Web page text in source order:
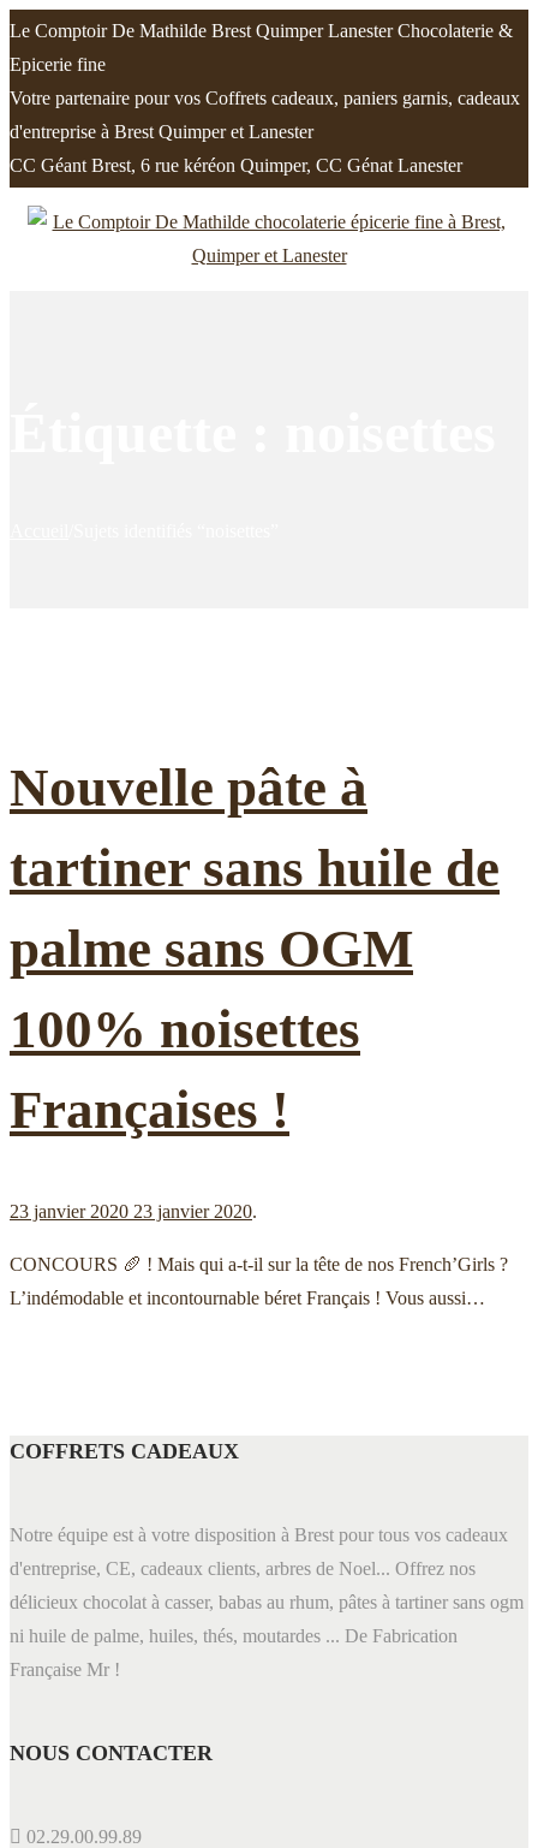
Le Comptoir De Mathilde Brest Quimper Lanester Chocolaterie &
Epicerie fine
Votre partenaire pour vos Coffrets cadeaux, paniers garnis, cadeaux
d'entreprise à Brest Quimper et Lanester
CC Géant Brest, 6 rue kéréon Quimper, CC Génat Lanester
Passer
Passer
Nouvelle pâte à
tartiner sans huile de
palme sans OGM
100% noisettes
Françaises !
Publié le
23 janvier 2020 23 janvier 2020.
CONCOURS 🥖 ! Mais qui a-t-il sur la tête de nos French’Girls ?
L’indémodable et incontournable béret Français ! Vous aussi…
COFFRETS CADEAUX
Notre équipe est à votre disposition à Brest pour tous vos cadeaux
d'entreprise, CE, cadeaux clients, arbres de Noel... Offrez nos
délicieux chocolat à casser, babas au rhum, pâtes à tartiner sans ogm
ni huile de palme, huiles, thés, moutardes ... De Fabrication
Française Mr !
NOUS CONTACTER
02.29.00.99.89